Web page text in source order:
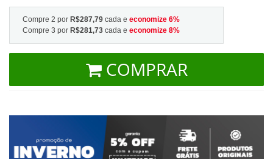
Compre 2 por R$287,79 cada e economize 6%
Compre 3 por R$281,73 cada e economize 8%
COMPRAR